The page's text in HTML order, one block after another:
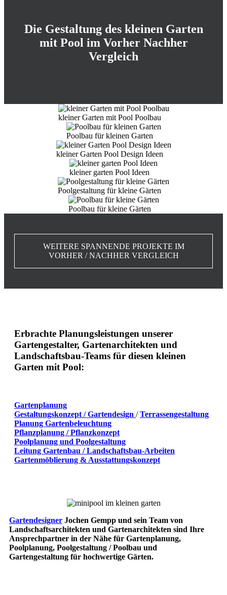
Die Gestaltung des kleinen Garten
mit Pool im Vorher Nachher
Vergleich
kleiner Garten mit Pool Poolbau
Poolbau für kleinen Garten
kleiner Garten Pool Design Ideen
kleiner garten Pool Ideen
Poolgestaltung für kleine Gärten
Poolbau für kleine Gärten
WEITERE SPANNENDE PROJEKTE IM
VORHER / NACHHER VERGLEICH
Erbrachte Planungsleistungen unserer
Gartengestalter, Gartenarchitekten und
Landschaftsbau-Teams für diesen kleinen
Garten mit Pool:
Gartenplanung
Gestaltungskonzept / Gartendesign /Terrassengestaltung
Planung Gartenbeleuchtung
Pflanzplanung / Pflanzkonzept
Poolplanung und Poolgestaltung
Leitung Gartenbau / Landschaftsbau-Arbeiten
Gartenmöblierung & Ausstattungskonzept
Gartendesigner Jochen Gempp und sein Team von
Landschaftsarchitekten und Gartenarchitekten sind Ihre
Ansprechpartner in der Nähe für Gartenplanung,
Poolplanung, Poolgestaltung / Poolbau und
Gartengestaltung für hochwertige Gärten.